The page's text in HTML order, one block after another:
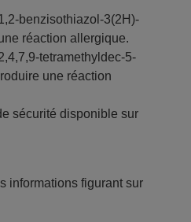
benzisothiazol-3(2H)-
réaction allergique.
tetramethyldec-5-
une réaction
sécurité disponible sur
informations figurant sur